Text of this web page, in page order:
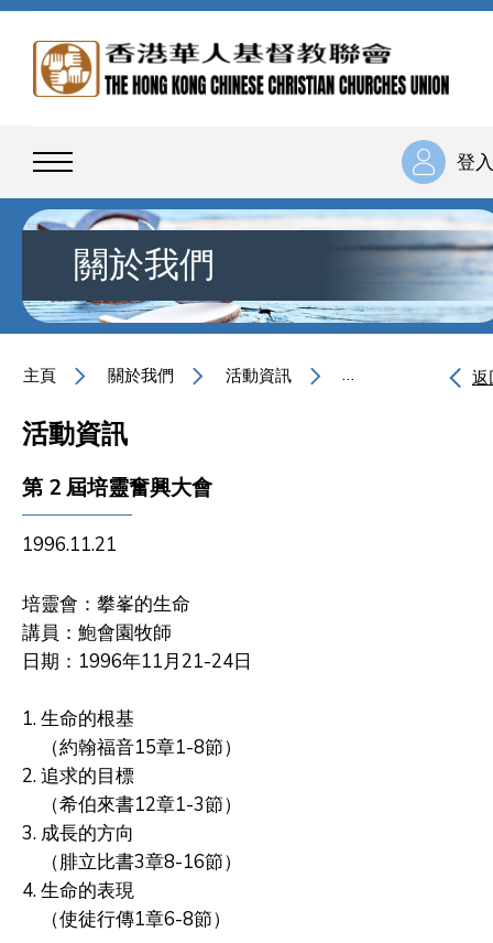
登入
關於我們
主頁 關於我們 活動資訊 第 2 屆培靈奮興大會
返
活動資訊
第 2 屆培靈奮興大會
1996.11.21
培靈會：攀峯的生命
講員：鮑會園牧師
日期：1996年11月21-24日
1. 生命的根基
（約翰福音15章1-8節）
2. 追求的目標
（希伯來書12章1-3節）
3. 成長的方向
（腓立比書3章8-16節）
4. 生命的表現
（使徒行傳1章6-8節）